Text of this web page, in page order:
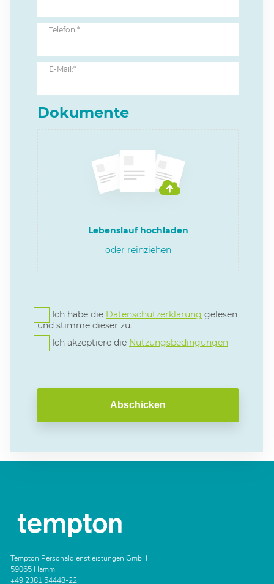
Telefon:*
E-Mail:*
Dokumente
Lebenslauf hochladen
oder reinziehen
Ich habe die Datenschutzerklärung gelesen
und stimme dieser zu.
Ich akzeptiere die Nutzungsbedingungen
Abschicken
Tempton Personaldienstleistungen GmbH
59065 Hamm
+49 2381 54448-22